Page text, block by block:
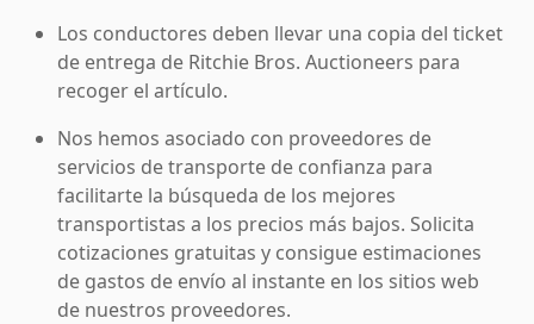
Los conductores deben llevar una copia del ticket
de entrega de Ritchie Bros. Auctioneers para
recoger el artículo.
Nos hemos asociado con proveedores de
servicios de transporte de confianza para
facilitarte la búsqueda de los mejores
transportistas a los precios más bajos. Solicita
cotizaciones gratuitas y consigue estimaciones
de gastos de envío al instante en los sitios web
de nuestros proveedores.